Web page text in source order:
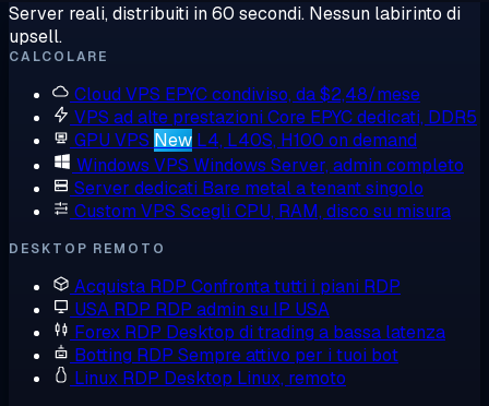
Server reali, distribuiti in 60 secondi. Nessun labirinto di
upsell.
CALCOLARE
Cloud VPS EPYC condiviso, da $2,48/mese
VPS ad alte prestazioni Core EPYC dedicati, DDR5
GPU VPS New L4, L40S, H100 on demand
Windows VPS Windows Server, admin completo
Server dedicati Bare metal a tenant singolo
Custom VPS Scegli CPU, RAM, disco su misura
DESKTOP REMOTO
Acquista RDP Confronta tutti i piani RDP
USA RDP RDP admin su IP USA
Forex RDP Desktop di trading a bassa latenza
Botting RDP Sempre attivo per i tuoi bot
Linux RDP Desktop Linux, remoto